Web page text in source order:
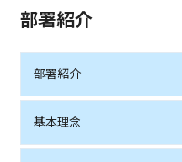
部署紹介
部署紹介
基本理念